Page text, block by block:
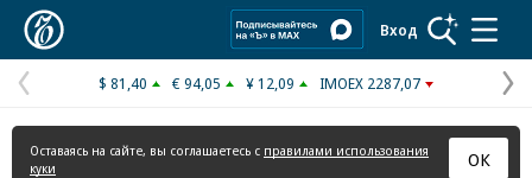
Вход
Предыдущая
страница
$ 81,40 € 94,05 ¥ 12,09 IMOEX 2287,07
Оставаясь на сайте, вы соглашаетесь с правилами использования
куки
ОК